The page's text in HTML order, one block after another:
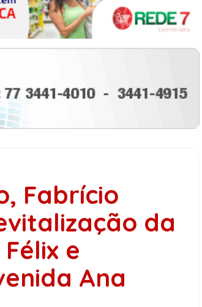
Fabrício
da
e
Ana